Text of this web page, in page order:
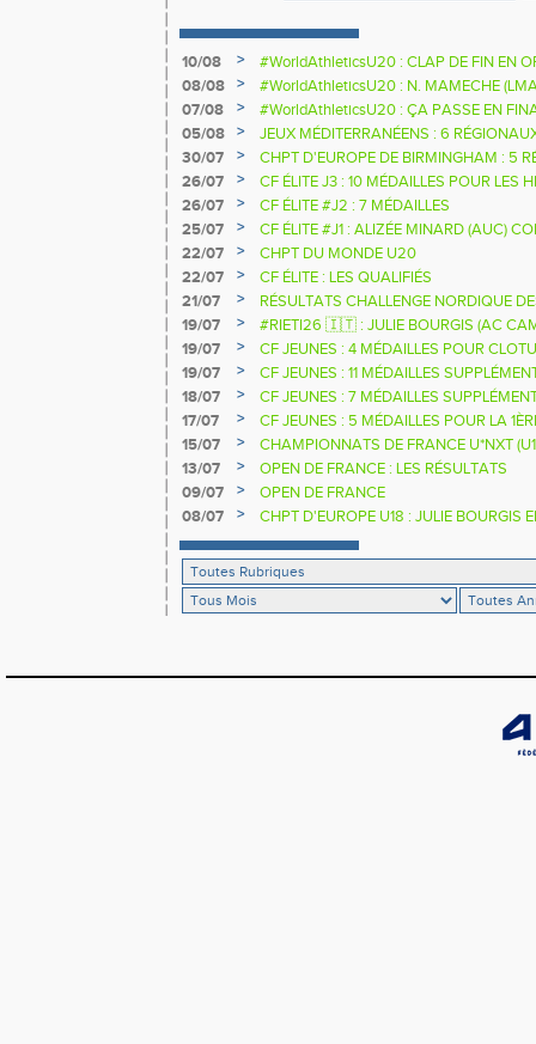
10/08 >
#WorldAthleticsU20 : CLAP DE FIN EN
08/08
>
#WorldAthleticsU20 : N. MAMECHE
07/08
>
#WorldAthleticsU20 : ÇA PASSE EN
SAUTEURS
05/08 >
JEUX MÉDITERRANÉENS : 6
30/07
>
CHPT D'EUROPE DE BIRMINGHAM : 5
26/07
>
CF ÉLITE J3 : 10 MÉDAILLES POUR LES
26/07
>
CF ÉLITE #J2 : 7 MÉDAILLES
25/07
>
CF ÉLITE #J1 : ALIZÉE MINARD (AUC)
NATIONALE
22/07 >
CHPT DU MONDE U20
22/07
>
CF ÉLITE : LES QUALIFIÉS
21/07
>
RÉSULTATS CHALLENGE NORDIQUE
2025 2026
19/07 >
#RIETI26 🇮🇹 : JULIE BOURGIS (AC
D'EUROPE U18 DE LA PERCHE
19/07 >
CF JEUNES : 4 MÉDAILLES POUR
19/07
>
CF JEUNES : 11 MÉDAILLES
18/07
>
CF JEUNES : 7 MÉDAILLES
17/07
>
CF JEUNES : 5 MÉDAILLES POUR LA
15/07
>
CHAMPIONNATS DE FRANCE U*NXT
13/07
>
OPEN DE FRANCE : LES RÉSULTATS
09/07
>
OPEN DE FRANCE
08/07
> CHPT D'EUROPE U18 : JULIE BOURGIS